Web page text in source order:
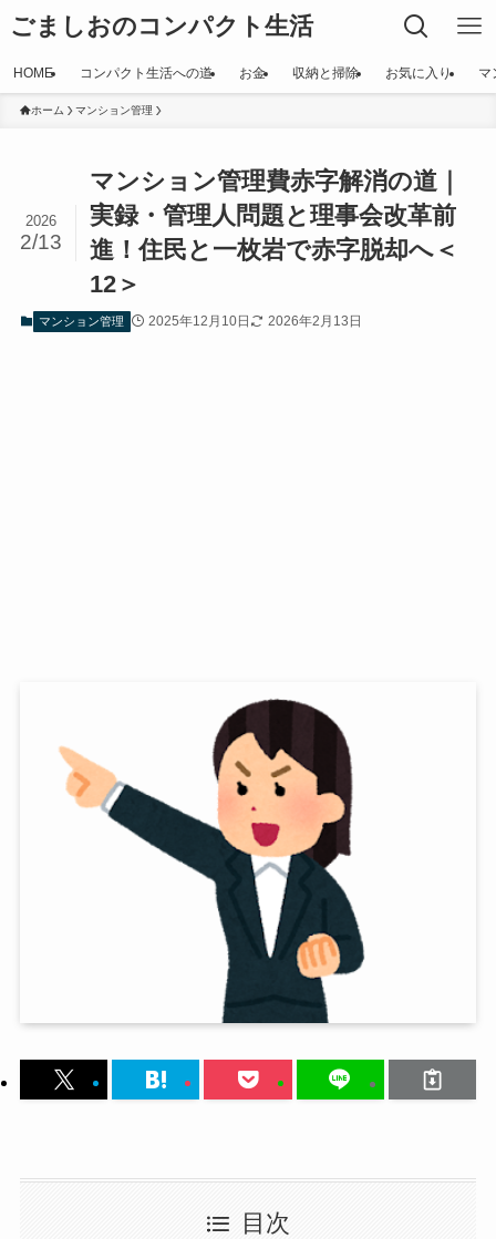
ごましおのコンパクト生活
HOME コンパクト生活への道 お金 収納と掃除 お気に入り マ
ホーム マンション管理
マンション管理費赤字解消の道｜
実録・管理人問題と理事会改革前
進！住民と一枚岩で赤字脱却へ＜
12＞
2026
2/13
マンション管理 2025年12月10日 2026年2月13日
目次